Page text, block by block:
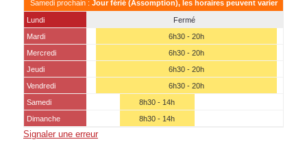
Samedi prochain : Jour férié (Assomption), les horaires peuvent varier
Lundi
Fermé
Mardi
6h30 - 20h
Mercredi
6h30 - 20h
Jeudi
6h30 - 20h
Vendredi
6h30 - 20h
Samedi
(15 août)
8h30 - 14h
Dimanche
8h30 - 14h
Signaler une erreur